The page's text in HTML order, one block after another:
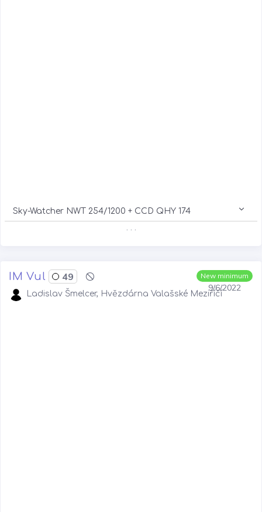
Sky-Watcher NWT 254/1200 + CCD QHY 174
. . .
New minimum
9/6/2022
IM Vul 49
Ladislav Šmelcer, Hvězdárna Valašské Meziříčí